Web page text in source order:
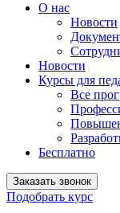
О нас
Новости
Новости
Курсы для
Все
Бесплатно
Заказать звонок
Подобрать курс